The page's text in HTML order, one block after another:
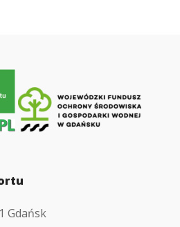
do
strony
głównej
Gdańsk